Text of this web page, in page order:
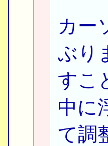
カー
ぶり
すこ
中に
て調